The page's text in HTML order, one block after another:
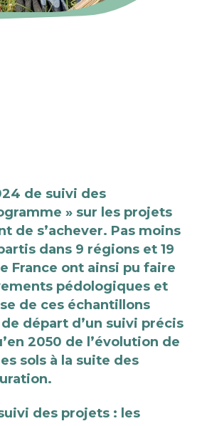
de suivi des
» sur les projets
de s’achever. Pas moins
dans 9 régions et 19
France ont ainsi pu faire
pédologiques et
de ces échantillons
départ d’un suivi précis
2050 de l’évolution de
sols à la suite des
des projets : les